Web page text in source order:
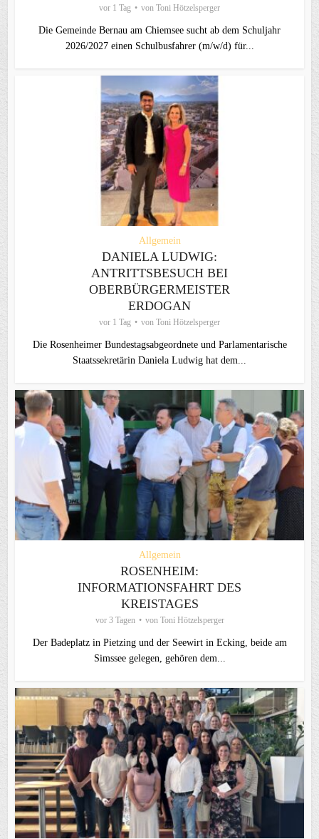
vor 1 Tag von Toni Hötzelsperger
Die Gemeinde Bernau am Chiemsee sucht ab dem Schuljahr
2026/2027 einen Schulbusfahrer (m/w/d) für...
Allgemein
DANIELA LUDWIG:
ANTRITTSBESUCH BEI
OBERBÜRGERMEISTER
ERDOGAN
vor 1 Tag von Toni Hötzelsperger
Die Rosenheimer Bundestagsabgeordnete und Parlamentarische
Staatssekretärin Daniela Ludwig hat dem...
Allgemein
ROSENHEIM:
INFORMATIONSFAHRT DES
KREISTAGES
vor 3 Tagen von Toni Hötzelsperger
Der Badeplatz in Pietzing und der Seewirt in Ecking, beide am
Simssee gelegen, gehören dem...